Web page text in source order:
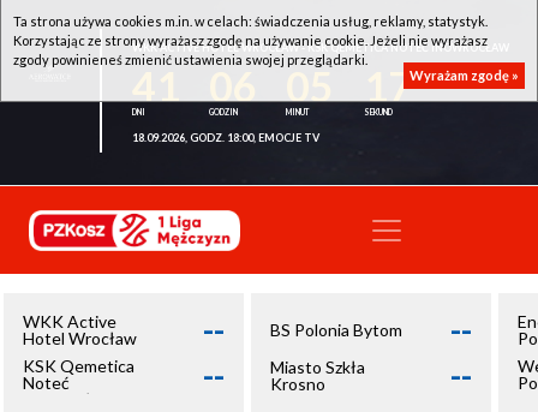
WKK ACTIVE HOTEL WROCŁAW - KSK QEMETICA NOTEĆ INOWROCŁAW
17
18.09.2026, GODZ. 18:00, EMOCJE TV
WKK Active
Hotel Wrocław
--
KSK Qemetica
Noteć
Inowrocław
--
BS Polonia Bytom --
Miasto Szkła
Krosno
--
Ta strona używa cookies m.in. w celach: świadczenia usług, reklamy, statystyk.
Korzystając ze strony wyrażasz zgodę na używanie cookie. Jeżeli nie wyrażasz
zgody powinieneś zmienić ustawienia swojej przeglądarki.
Wyrażam zgodę »